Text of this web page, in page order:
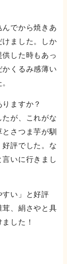
でから焼きあ
けました。しか
した時もあっ
くるみ感薄い
りますか？
たが、これがな
さつま芋が馴
評でした。な
いに行きまし
すい」と好評
茸、絹さやと具
した！